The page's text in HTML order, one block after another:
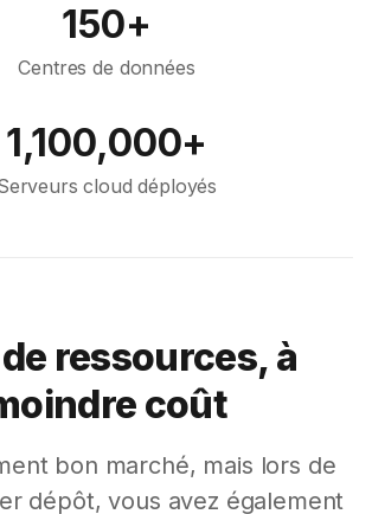
150+
Centres de données
1,100,000+
cloud déployés
ressources, à
coût
bon marché, mais lors de
dépôt, vous avez également